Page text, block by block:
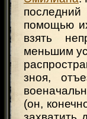
помощью
взять
меньшим
зноя,
(он,